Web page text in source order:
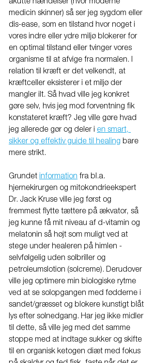
medicin skinner) så ser jeg sygdom eller
dis-ease, som en tilstand hvor noget i
vores indre eller ydre miljø blokerer for
en optimal tilstand eller tvinger vores
organisme til at afvige fra normalen. I
relation til kræft er det velkendt, at
kræftceller eksisterer i et miljø der
mangler ilt. Så hvad ville jeg konkret
gøre selv, hvis jeg mod forventning fik
konstateret kræft? Jeg ville gøre hvad
jeg allerede gør og deler i en smart,
sikker og effektiv guide til healing bare
mere strikt.
Grundet information fra bl.a.
hjernekirurgen og mitokondrieekspert
Dr. Jack Kruse ville jeg først og
fremmest flytte tættere på ækvator, så
jeg kunne få mit niveau af d-vitamin og
melatonin så højt som muligt ved at
stege under healeren på himlen -
selvfølgelig uden solbriller og
petroleumslotion (solcreme). Derudover
ville jeg optimere min biologiske rytme
ved at se solopgangen med fødderne i
sandet/græsset og blokere kunstigt blåt
lys efter solnedgang. Har jeg ikke midler
til dette, så ville jeg med det samme
stoppe med at indtage sukker og skifte
til en organisk ketogen diæt med fokus